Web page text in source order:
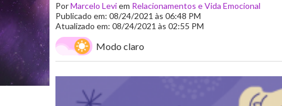
PorMarcelo Leviem Relacionamentos e Vida Emocional
Publicado em: 08/24/2021 às 06:48 PM
Atualizado em: 08/24/2021 às 02:55 PM
Modo claro